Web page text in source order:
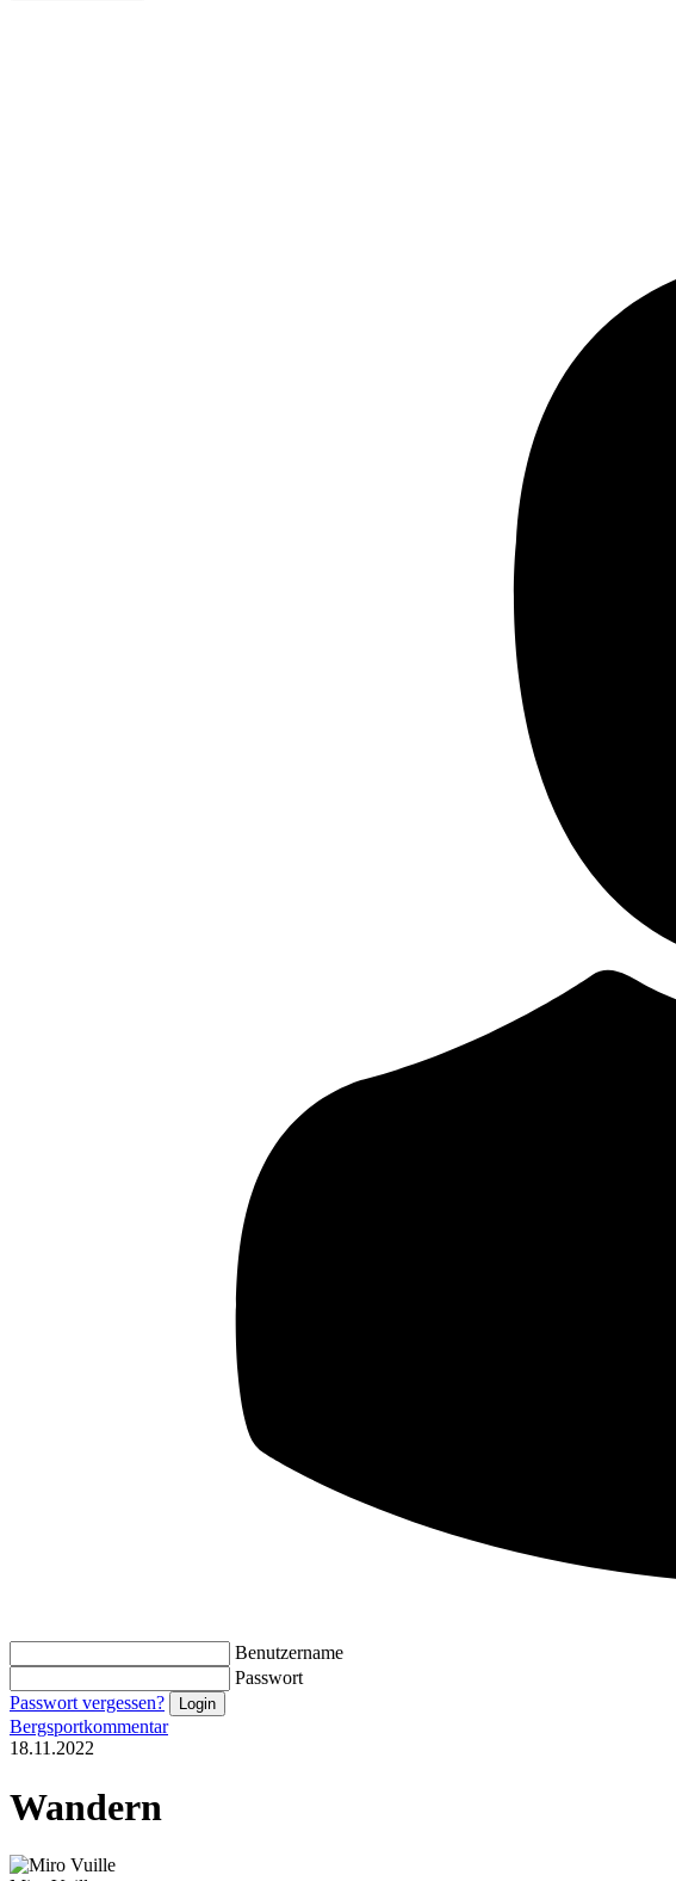
Benutzername
Passwort
Passwort vergessen?
Bergsportkommentar
18.11.2022
Wandern